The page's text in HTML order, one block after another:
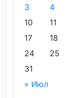
« Июл
3
4
10
11
17
18
24
25
31